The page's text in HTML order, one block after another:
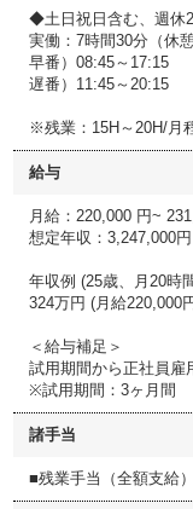
◆土日祝日含む、週休
実働：7時間30分（休憩
早番）08:45～17:15
遅番）11:45～20:15
※残業：15H～20H/月
給与
月給：220,000 円~
想定年収：3,247,000
年収例 (25歳、月20時
324万円 (月給220,000
＜給与補足＞
試用期間から正社員雇
※試用期間：3ヶ月間
諸手当
■残業手当（全額支給）